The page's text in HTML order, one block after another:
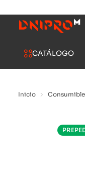
CATÁLOGO
Inicio